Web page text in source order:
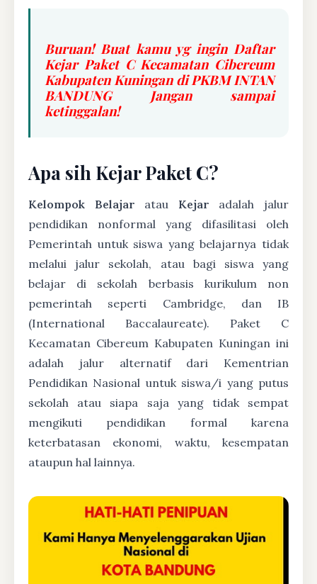
Buruan! Buat kamu yg ingin Daftar
Kejar Paket C Kecamatan Cibereum
Kabupaten Kuningan di PKBM INTAN
BANDUNG Jangan sampai
ketinggalan!
Apa sih Kejar Paket C?
Kelompok Belajar atau Kejar adalah jalur
pendidikan nonformal yang difasilitasi oleh
Pemerintah untuk siswa yang belajarnya tidak
melalui jalur sekolah, atau bagi siswa yang
belajar di sekolah berbasis kurikulum non
pemerintah seperti Cambridge, dan IB
(International Baccalaureate). Paket C
Kecamatan Cibereum Kabupaten Kuningan ini
adalah jalur alternatif dari Kementrian
Pendidikan Nasional untuk siswa/i yang putus
sekolah atau siapa saja yang tidak sempat
mengikuti pendidikan formal karena
keterbatasan ekonomi, waktu, kesempatan
ataupun hal lainnya.